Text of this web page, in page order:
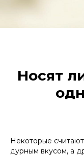
Носят
Некоторые
дурным вкусом, а